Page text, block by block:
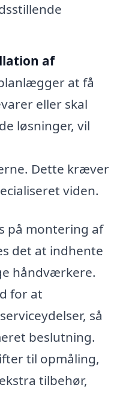
af
at få
eller skal
løsninger, vil
Dette kræver
viden.
på montering af
det at indhente
håndværkere.
for at
så
beslutning.
til opmåling,
tilbehør,